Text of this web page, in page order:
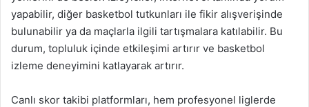
yapabilir, diğer basketbol tutkunları ile fikir alışverişinde
bulunabilir ya da maçlarla ilgili tartışmalara katılabilir. Bu
durum, topluluk içinde etkileşimi artırır ve basketbol
izleme deneyimini katlayarak artırır.
Canlı skor takibi platformları, hem profesyonel liglerde